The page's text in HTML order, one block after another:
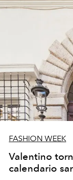
FASHION WEEK
Valentino
calendario